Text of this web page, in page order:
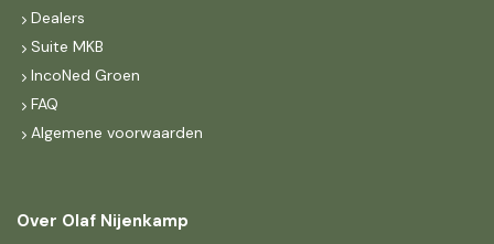
Dealers
Suite MKB
IncoNed Groen
FAQ
Algemene voorwaarden
Over Olaf Nijenkamp